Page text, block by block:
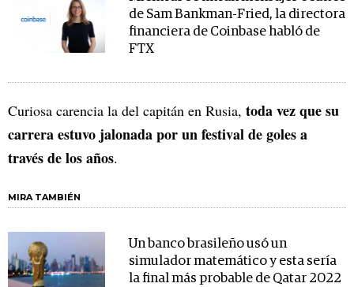
de Sam Bankman-Fried, la directora
financiera de Coinbase habló de
FTX
Curiosa carencia la del capitán en Rusia, toda vez que su
carrera estuvo jalonada por un festival de goles a
través de los años.
MIRA TAMBIÉN
Un banco brasileño usó un
simulador matemático y esta sería
la final más probable de Qatar 2022